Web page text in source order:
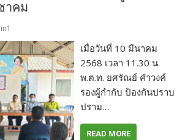
าคม
เมื่อวันที่ 10 มีนาคม
2568 เวลา 11.30 น.
พ.ต.ท. ยศรัณย์ คำวงค์
รองผู้กำกับ ป้องกันปราบ
ปราม…
READ MORE